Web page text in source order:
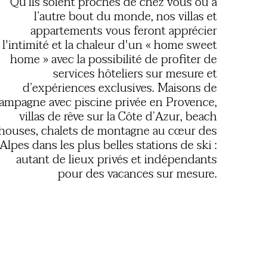
l’autre bout du monde, nos villas et
appartements vous feront apprécier
l'intimité et la chaleur d'un « home sweet
home » avec la possibilité de profiter de
services hôteliers sur mesure et
d’expériences exclusives. Maisons de
avec piscine privée en Provence,
villas de rêve sur la Côte d’Azur, beach
chalets de montagne au cœur des
Alpes dans les plus belles stations de ski :
autant de lieux privés et indépendants
pour des vacances sur mesure.